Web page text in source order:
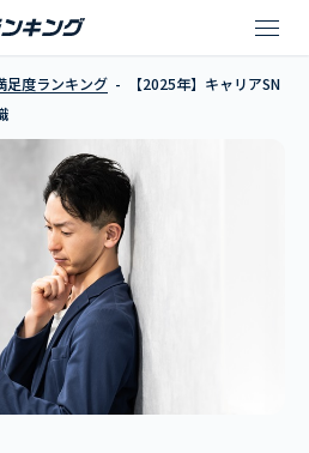
【2025年】キャリア
足度ランキング
【2025年】キャリアSN